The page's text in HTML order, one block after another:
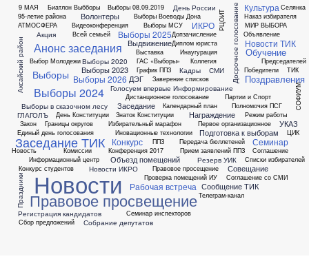
9 МАЯ
95-летие района
АТМОСФЕРА
Аксайский район
Акция
Анонс заседания
Биатлон
Видеоконференция
Волонтеры
Всей семьей
Выбборы
Выбор Молодежи
Выборы
Выборы 08.09.2019
Выборы 2020
Выборы 2023
Выборы 2024
Выборы 2025
Выборы 2026
Выборы Воеводы Дона
Выборы МСУ
Выборы в сказочном лесу
Выдвижение
Выставка
ГАС «Выборы»
ГЛАГОЛЪ
Голосуем впервые
Границы округов
График ППЗ
ДЭГ
День Конституции
День России
Диплом юриста
Дистанционное голосование
Допзачисление Досрочное голосование
Единый день голосования
Заверение списков
Закон
Заседание
Заседание ТИК
Знаток Конституции
ИКРО
Избирательный марафон
Инаугурация
Иновационные технологии
Информационный центр
Информирование
Кадры
Календарный план
Коллегия
Комиссии
Конкурс
Конкурс студентов
Конференция 2017
Культура
МИР ВЫБОРА
Награждение
Наказ избирателя
Новости
Новости ИКРО
Новости ТИК
Новость
Обучение
Объезд помещений
Объявление
ППЗ
Партии и Спорт
Первое организационное
Передача бюллетеней
Победители
Подготовка к выборам
Поздравления
Полномочия ПСГ
Правовое просвещение
Правовое просещение
Праздники
Председателей
Прием заявлений ППЗ
Проверка помещений ИУ
РЦОИТ
Рабочая встреча
Регистрация кандидатов
Режим работы
Резерв УИК
СМИ
СОФИУМ
Сбор предложений
Селянка
Семинар
Семинар инспекторов
Собрание депутатов
Совещание
Соглашение
Соглашение со СМИ
Сообщение ТИК
Списки избирателей
ТИК
Телеграм-канал
УКАЗ
ЦИК